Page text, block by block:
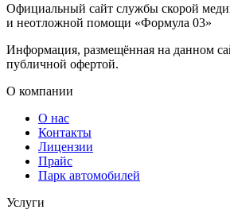
Официальный сайт службы скорой
и неотложной помощи «Формула 03»
Информация, размещённая на данном
публичной офертой.
О компании
О нас
Контакты
Лицензии
Прайс
Парк автомобилей
Услуги